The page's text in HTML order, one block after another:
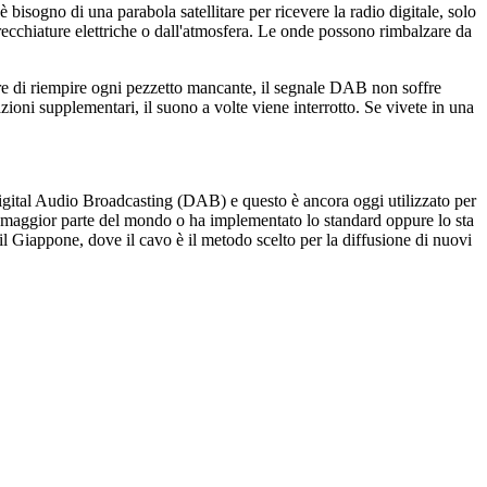
bisogno di una parabola satellitare per ricevere la radio digitale, solo
elettriche o dall'atmosfera. Le onde possono rimbalzare da
di riempire ogni pezzetto mancante, il segnale DAB non soffre
supplementari, il suono a volte viene interrotto. Se vivete in una
Audio Broadcasting (DAB) e questo è ancora oggi utilizzato per
parte del mondo o ha implementato lo standard oppure lo sta
Giappone, dove il cavo è il metodo scelto per la diffusione di nuovi